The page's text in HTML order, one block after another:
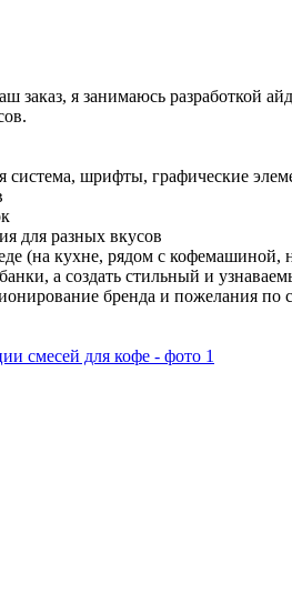
заказ, я занимаюсь разработкой
система, шрифты, графические
для разных вкусов
(на кухне, рядом с кофемашиной,
а создать стильный и
бренда и пожелания по